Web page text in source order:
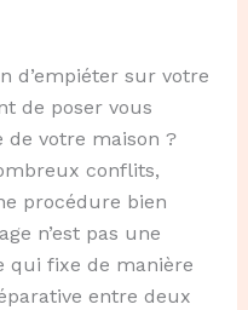
d’empiéter sur votre
de poser vous
votre maison ?
conflits,
procédure bien
n’est pas une
qui fixe de manière
entre deux